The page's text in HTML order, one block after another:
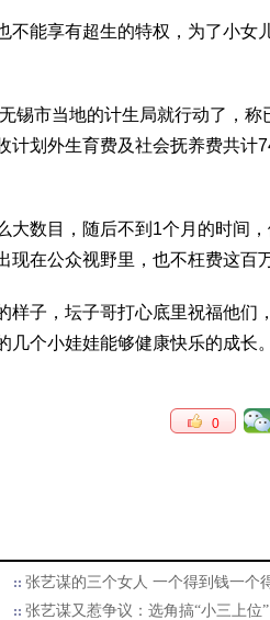
能享有超生的特权，为了小女
市当地的计生局就行动了，称
划外生育费及社会抚养费共计
数目，随后不到1个月的时间，
在公众视野里，也不枉费这百
子，坛子哥打心底里祝福他们
个小娃娃能够健康快乐的成长。
0
张艺谋的三个女人 一个得到钱一个
张艺谋又惹争议：选角搞“小三上位”